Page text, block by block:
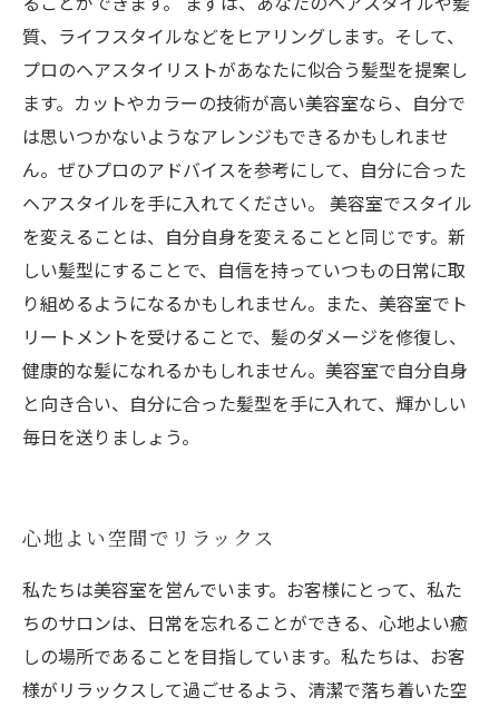
質、ライフスタイルなどをヒアリングします。そして、
プロのヘアスタイリストがあなたに似合う髪型を提案し
ます。カットやカラーの技術が高い美容室なら、自分で
は思いつかないようなアレンジもできるかもしれませ
ん。ぜひプロのアドバイスを参考にして、自分に合った
ヘアスタイルを手に入れてください。 美容室でスタイル
を変えることは、自分自身を変えることと同じです。新
しい髪型にすることで、自信を持っていつもの日常に取
り組めるようになるかもしれません。また、美容室でト
リートメントを受けることで、髪のダメージを修復し、
健康的な髪になれるかもしれません。美容室で自分自身
と向き合い、自分に合った髪型を手に入れて、輝かしい
毎日を送りましょう。
心地よい空間でリラックス
私たちは美容室を営んでいます。お客様にとって、私た
ちのサロンは、日常を忘れることができる、心地よい癒
しの場所であることを目指しています。私たちは、お客
様がリラックスして過ごせるよう、清潔で落ち着いた空